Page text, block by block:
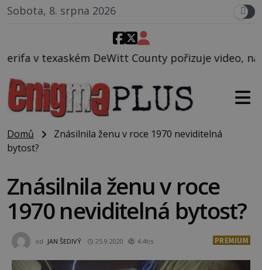
Sobota, 8. srpna 2026
County pořizuje video, na kterém před jeho
Domů
Znásilnila ženu v roce 1970 neviditelná
bytost?
Znásilnila ženu v roce
1970 neviditelná bytost?
od JAN ŠEDIVÝ 25.9.2020 4.4tis PREMIUM